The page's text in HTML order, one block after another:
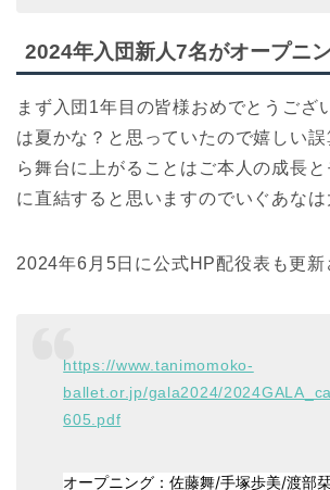
2024年入団新人7名がオープニ
まず入団1年目の皆様おめでとうござ
は夏かな？と思っていたので嬉しい
ら舞台に上がることはご本人の成長
に直結すると思いますのでいぐあなは
2024年6月5日に公式HP配役表も更新
https://www.tanimomoko-
ballet.or.jp/gala2024/
605.pdf
オープニング：佐藤舞/手塚歩美/渡部